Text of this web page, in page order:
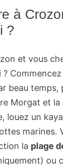
à
?
et vous
?
beau
Morgat et la
louez un
marines.
la plage
ou